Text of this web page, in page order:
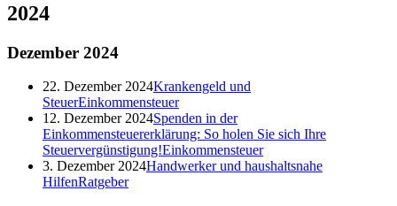
2024
Dezember 2024
22. Dezember 2024Krankengeld und
SteuerEinkommensteuer
12. Dezember 2024Spenden in der
Einkommensteuererklärung: So holen Sie sich Ihre
Steuervergünstigung!Einkommensteuer
3. Dezember 2024Handwerker und haushaltsnahe
HilfenRatgeber